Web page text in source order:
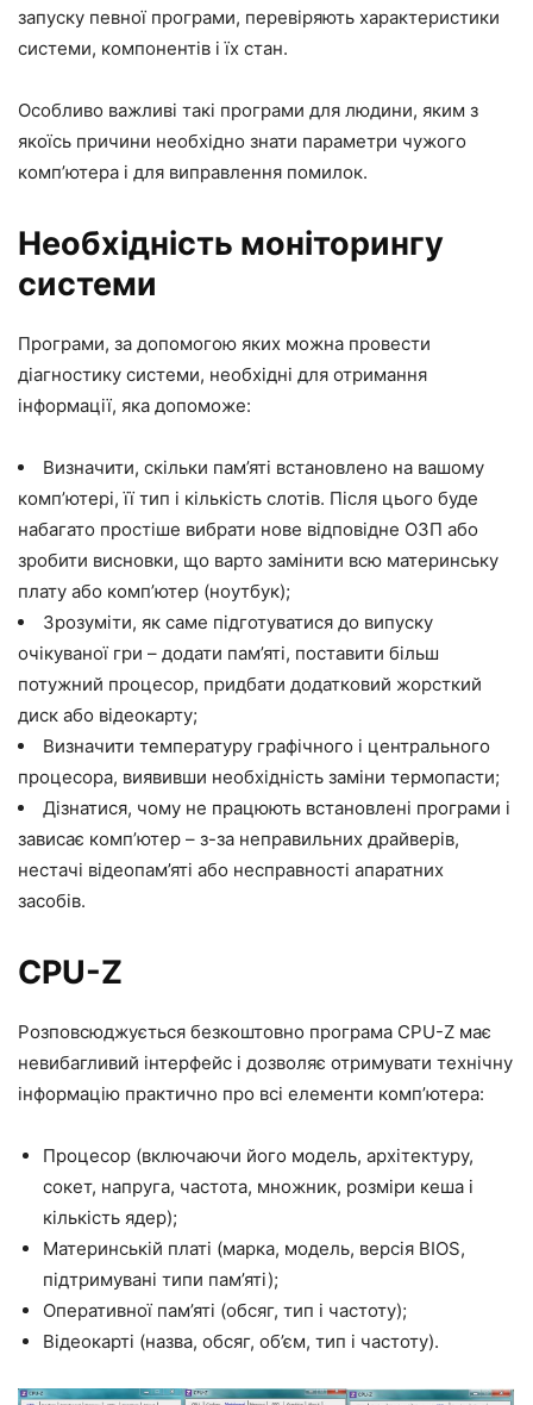
запуску певної програми, перевіряють характеристики
системи, компонентів і їх стан.
Особливо важливі такі програми для людини, яким з
якоїсь причини необхідно знати параметри чужого
комп’ютера і для виправлення помилок.
Необхідність моніторингу
системи
Програми, за допомогою яких можна провести
діагностику системи, необхідні для отримання
інформації, яка допоможе:
Визначити, скільки пам’яті встановлено на вашому
комп’ютері, її тип і кількість слотів. Після цього буде
набагато простіше вибрати нове відповідне ОЗП або
зробити висновки, що варто замінити всю материнську
плату або комп’ютер (ноутбук);
Зрозуміти, як саме підготуватися до випуску
очікуваної гри – додати пам’яті, поставити більш
потужний процесор, придбати додатковий жорсткий
диск або відеокарту;
Визначити температуру графічного і центрального
процесора, виявивши необхідність заміни термопасти;
Дізнатися, чому не працюють встановлені програми і
зависає комп’ютер – з-за неправильних драйверів,
нестачі відеопам’яті або несправності апаратних
засобів.
CPU-Z
Розповсюджується безкоштовно програма CPU-Z має
невибагливий інтерфейс і дозволяє отримувати технічну
інформацію практично про всі елементи комп’ютера:
Процесор (включаючи його модель, архітектуру,
сокет, напруга, частота, множник, розміри кеша і
кількість ядер);
Материнській платі (марка, модель, версія BIOS,
підтримувані типи пам’яті);
Оперативної пам’яті (обсяг, тип і частоту);
Відеокарті (назва, обсяг, об’єм, тип і частоту).